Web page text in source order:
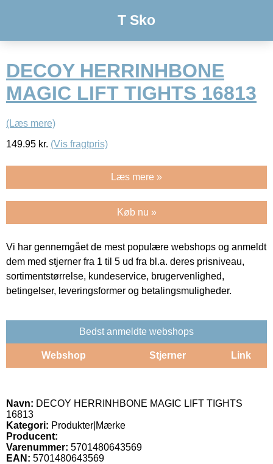
T Sko
DECOY HERRINHBONE
MAGIC LIFT TIGHTS 16813
(Læs mere)
149.95 kr. (Vis fragtpris)
Læs mere »
Køb nu »
Vi har gennemgået de mest populære webshops og anmeldt
dem med stjerner fra 1 til 5 ud fra bl.a. deres prisniveau,
sortimentstørrelse, kundeservice, brugervenlighed,
betingelser, leveringsformer og betalingsmuligheder.
Bedst anmeldte webshops
Webshop Stjerner Link
Navn: DECOY HERRINHBONE MAGIC LIFT TIGHTS
16813
Kategori: Produkter|Mærke
Producent:
Varenummer: 5701480643569
EAN: 5701480643569